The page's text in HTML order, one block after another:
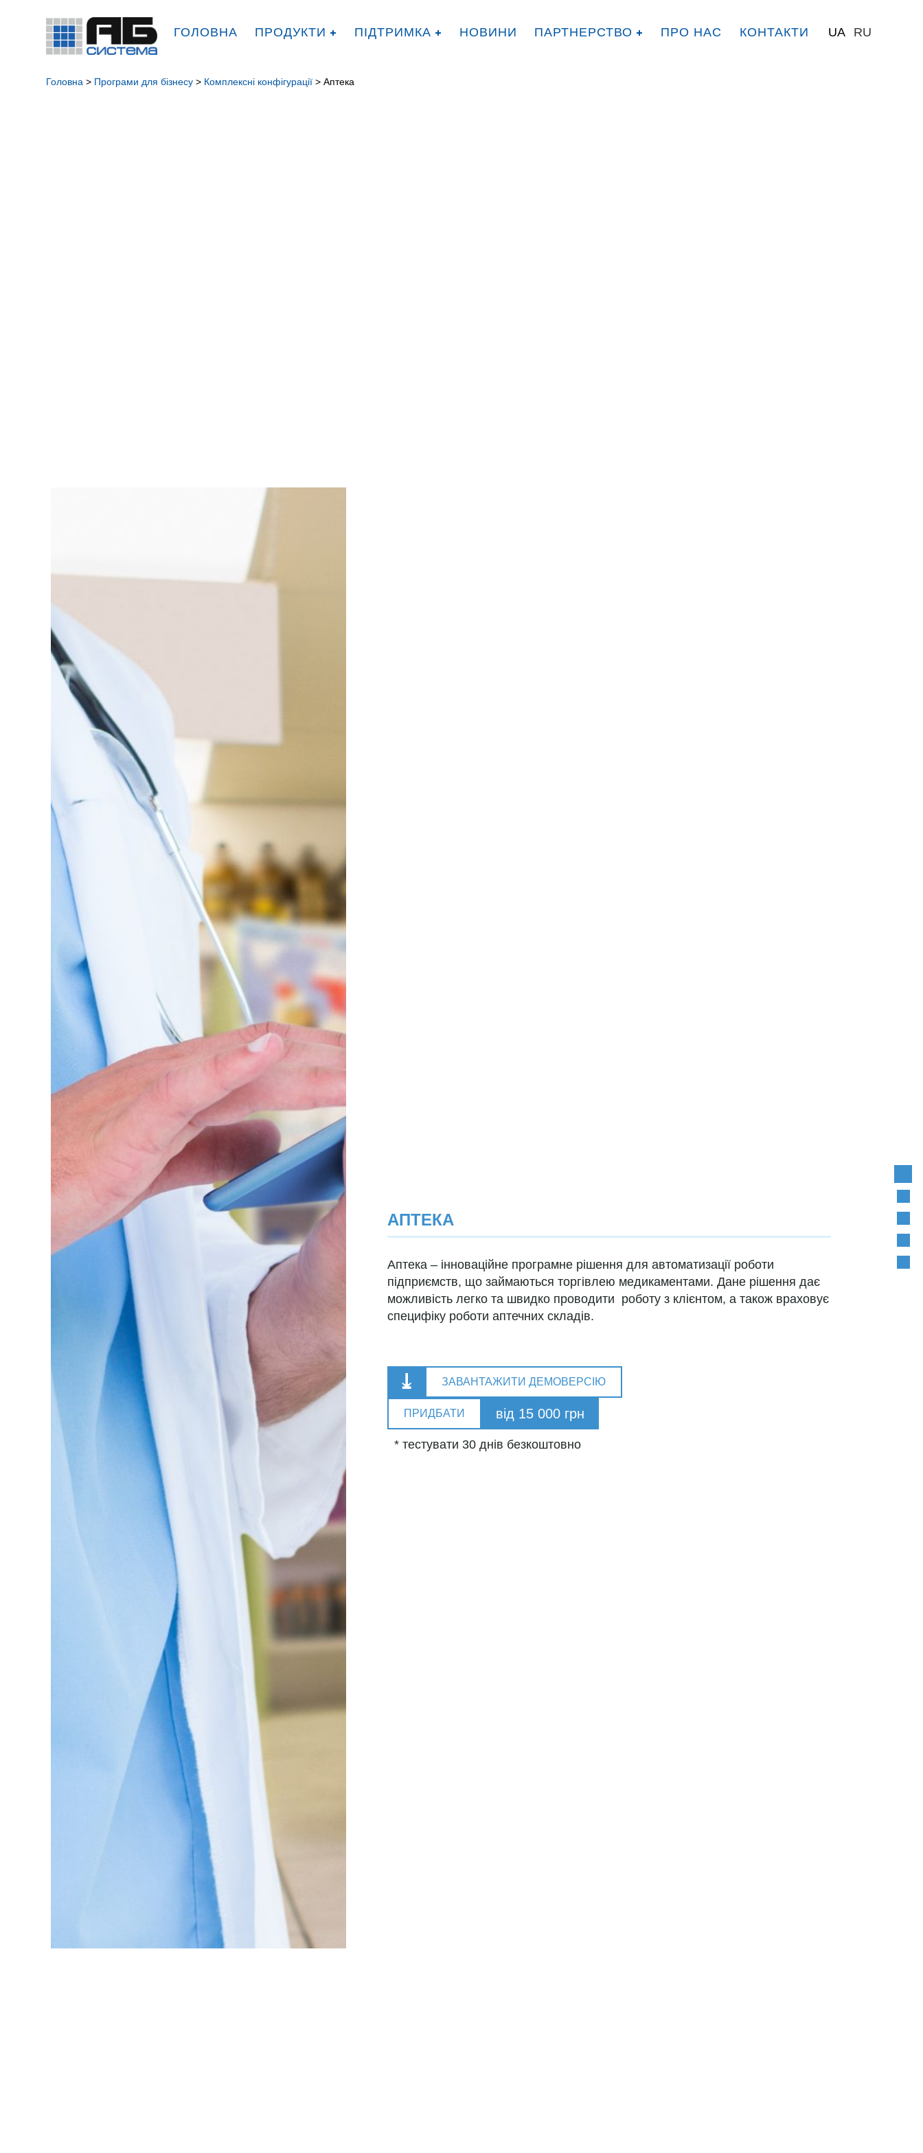
ГОЛОВНА ПРОДУКТИ ПІДТРИМКА НОВИНИ ПАРТНЕРСТВО ПРО НАС КОНТАКТИ UA RU
Головна > Програми для бізнесу > Комплексні конфігурації > Аптека
АПТЕКА
Аптека – інноваційне програмне рішення для автоматизації роботи
підприємств, що займаються торгівлею медикаментами. Дане рішення дає
можливість легко та швидко проводити роботу з клієнтом, а також враховує
специфіку роботи аптечних складів.
⤓ ЗАВАНТАЖИТИ ДЕМОВЕРСІЮ
ПРИДБАТИ від 15 000 грн
* тестувати 30 днів безкоштовно